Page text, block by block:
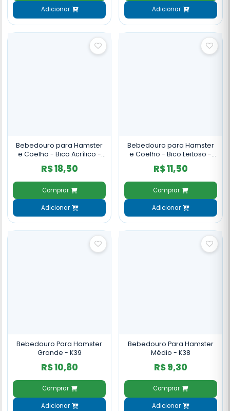
Adicionar Adicionar
Bebedouro para Hamster
e Coelho - Bico Acrílico -
500ml
R$ 18,50
Comprar
Adicionar
Bebedouro para Hamster
e Coelho - Bico Leitoso -
290ml
R$ 11,50
Comprar
Adicionar
Bebedouro Para Hamster
Grande - K39
R$ 10,80
Comprar
Adicionar
Bebedouro Para Hamster
Médio - K38
R$ 9,30
Comprar
Adicionar